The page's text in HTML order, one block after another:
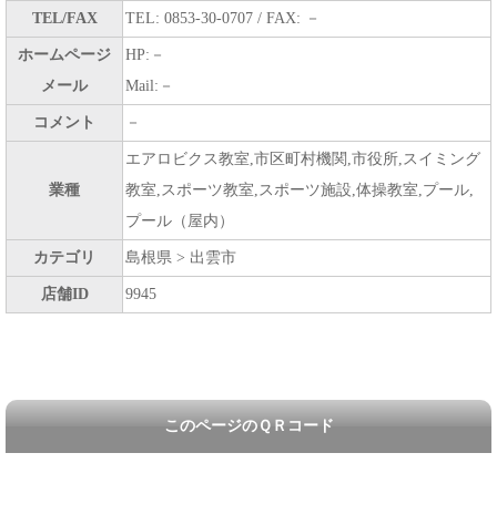
TEL/FAX TEL: 0853-30-0707 / FAX: －
ホームページ
メール
HP:－
Mail:－
コメント －
業種
エアロビクス教室,市区町村機関,市役所,スイミング
教室,スポーツ教室,スポーツ施設,体操教室,プール,
プール（屋内）
カテゴリ 島根県 > 出雲市
店舗ID 9945
このページのＱＲコード